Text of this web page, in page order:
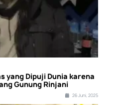
yang Dipuji Dunia karena
Gunung Rinjani
26 Juni, 2025